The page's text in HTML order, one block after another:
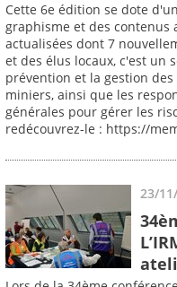
Cette 6e édition se dote
graphisme et des contenus
actualisées dont 7
et des élus locaux, c'est un
prévention et la gestion
miniers, ainsi que les
générales pour gérer les
redécouvrez-le : https://
23/